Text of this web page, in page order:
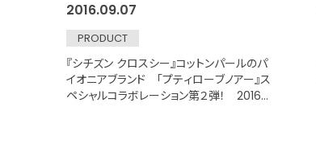
2016.09.07
PRODUCT
『シチズン クロスシー』コットンパールのパ
イオニアブランド 「プティローブノアー』ス
ペシャルコラボレーション第２弾！ 2016年